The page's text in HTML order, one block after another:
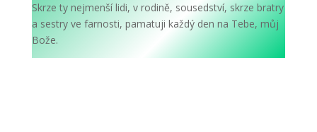
Skrze ty nejmenší lidi, v rodině, sousedství, skrze bratry
a sestry ve farnosti, pamatuji každý den na Tebe, můj
Bože.